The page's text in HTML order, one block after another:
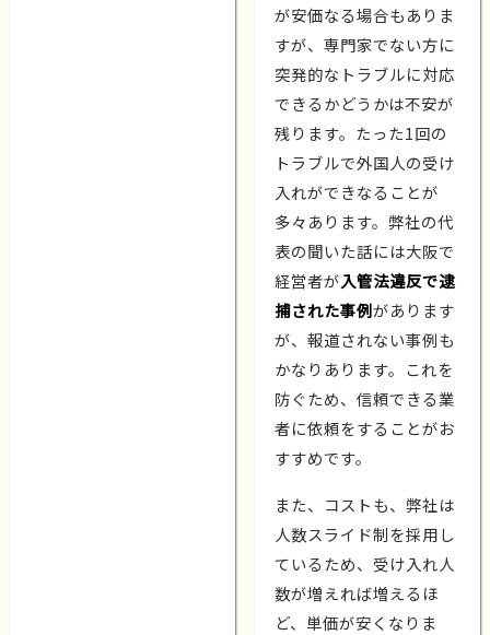
が安価なる場合もありま
すが、専門家でない方に
突発的なトラブルに対応
できるかどうかは不安が
残ります。たった1回の
トラブルで外国人の受け
入れができなることが
多々あります。弊社の代
表の聞いた話には大阪で
経営者が入管法違反で逮
捕された事例があります
が、報道されない事例も
かなりあります。これを
防ぐため、信頼できる業
者に依頼をすることがお
すすめです。
また、コストも、弊社は
人数スライド制を採用し
ているため、受け入れ人
数が増えれば増えるほ
ど、単価が安くなりま